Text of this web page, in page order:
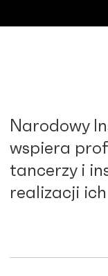
Narodowy
wspiera
tancerzy i
realizacji